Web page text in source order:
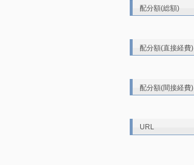
配分額(総額)
配分額(直接経費)
配分額(間接経費)
URL